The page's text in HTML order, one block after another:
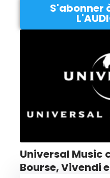
S'abonner à
Universal Music
Bourse, Vivendi